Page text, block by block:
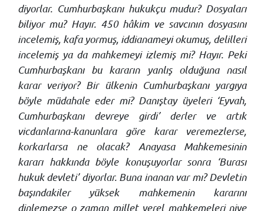
diyorlar. Cumhurbaşkanı hukukçu mudur? Dosyaları
biliyor mu? Hayır. 450 hâkim ve savcının dosyasını
incelemiş, kafa yormuş, iddianameyi okumuş, delilleri
incelemiş ya da mahkemeyi izlemiş mi? Hayır. Peki
Cumhurbaşkanı bu kararın yanlış olduğuna nasıl
karar veriyor? Bir ülkenin Cumhurbaşkanı yargıya
böyle müdahale eder mi? Danıştay üyeleri ‘Eyvah,
Cumhurbaşkanı devreye girdi’ derler ve artık
vicdanlarına-kanunlara göre karar veremezlerse,
korkarlarsa ne olacak? Anayasa Mahkemesinin
kararı hakkında böyle konuşuyorlar sonra ‘Burası
hukuk devleti’ diyorlar. Buna inanan var mı? Devletin
başındakiler yüksek mahkemenin kararını
dinlemezse o zaman millet yerel mahkemeleri niye